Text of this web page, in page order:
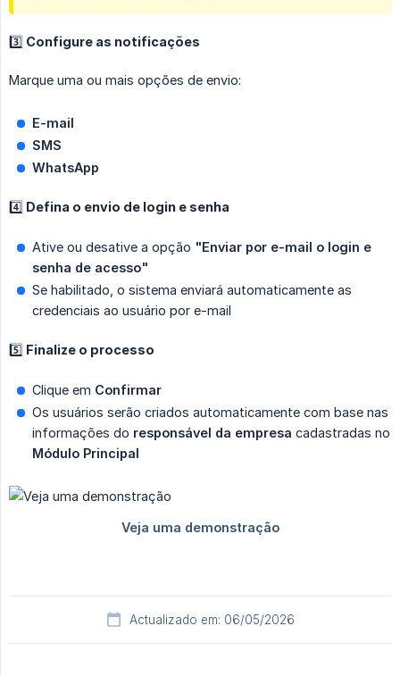
3️⃣ Configure as notificações
Marque uma ou mais opções de envio:
E-mail
SMS
WhatsApp
4️⃣ Defina o envio de login e senha
Ative ou desative a opção "Enviar por e-mail o login e
senha de acesso"
Se habilitado, o sistema enviará automaticamente as
credenciais ao usuário por e-mail
5️⃣ Finalize o processo
Clique em Confirmar
Os usuários serão criados automaticamente com base nas
informações do responsável da empresa cadastradas no
Módulo Principal
Actualizado em: 06/05/2026